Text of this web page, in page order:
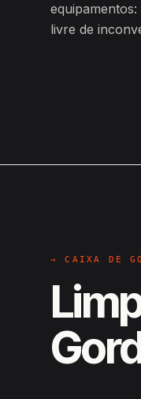
livre de
→ CAIXA DE